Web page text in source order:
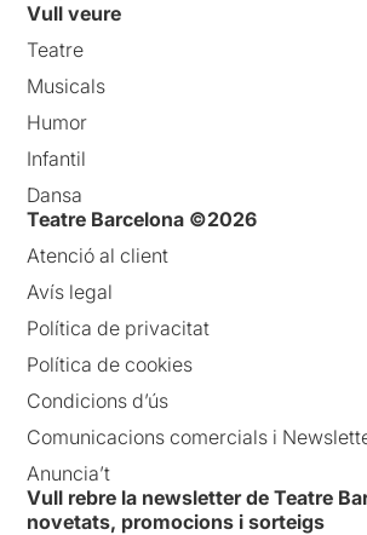
Vull veure
Teatre
Musicals
Humor
Infantil
Dansa
Teatre Barcelona ©2026
Atenció al client
Avís legal
Política de privacitat
Política de cookies
Condicions d’ús
Comunicacions comercials i
Anuncia’t
Vull rebre la newsletter de Teatre
novetats, promocions i sorteigs